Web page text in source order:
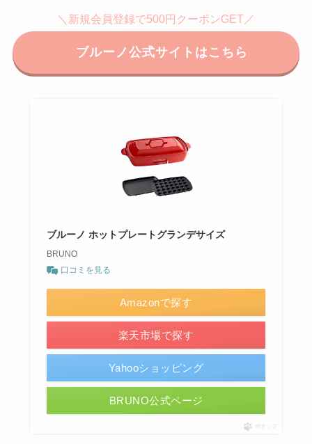
＼新規会員登録で500円クーポンGET／
ブルーノ公式サイトはこちら
ブルーノ ホットプレートグランデサイズ
BRUNO
口コミを見る
Amazonで探す
楽天市場で探す
Yahooショッピング
BRUNO公式ページ
ポチップ